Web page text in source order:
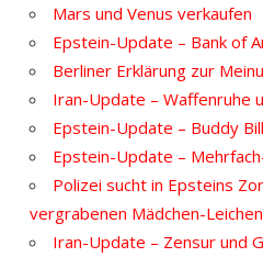
Mars und Venus verkaufen
Epstein-Update – Bank of
Berliner Erklärung zur
Iran-Update – Waffenruhe
Epstein-Update – Buddy
Epstein-Update –
Polizei sucht in Epsteins
vergrabenen Mädchen-Leichen
Iran-Update – Zensur und